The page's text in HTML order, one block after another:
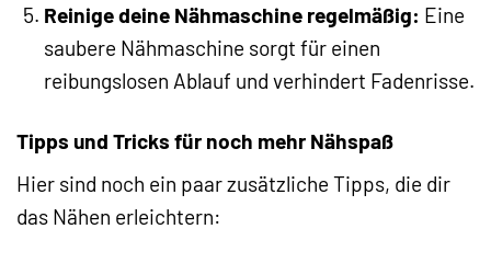
Reinige deine Nähmaschine regelmäßig: Eine
saubere Nähmaschine sorgt für einen
reibungslosen Ablauf und verhindert Fadenrisse.
Tipps und Tricks für noch mehr Nähspaß
Hier sind noch ein paar zusätzliche Tipps, die dir
das Nähen erleichtern: